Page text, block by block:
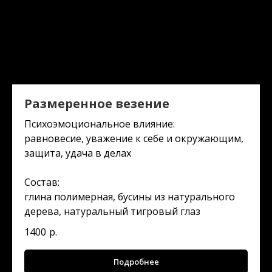
Размеренное везение
Психоэмоциональное влияние:
равновесие, уважение к себе и окружающим,
защита, удача в делах
Состав:
глина полимерная, бусины из натурального
дерева, натуральный тигровый глаз
1400 р.
Подробнее